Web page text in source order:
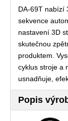
DA-69T nabízí
sekvence
nastavení 3D
skutečnou
produktem.
cyklus stroje a
usnadňuje,
Popis